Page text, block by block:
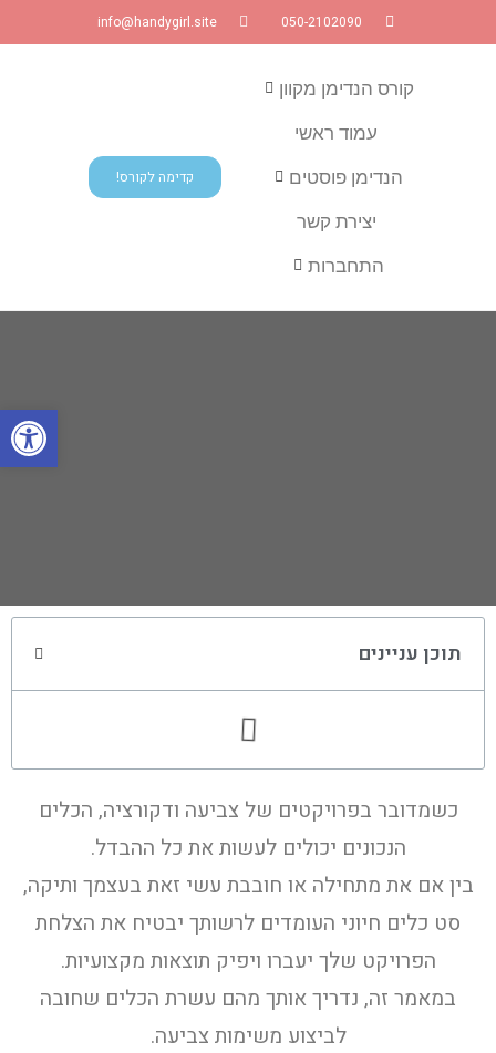
050-2102090
info@handygirl.site
קורס הנדימן מקוון
עמוד ראשי
הנדימן פוסטים
יצירת קשר
התחברות
קדימה לקורס!
תוכן עניינים
כשמדובר בפרויקטים של צביעה ודקורציה, הכלים
הנכונים יכולים לעשות את כל ההבדל.
בין אם את מתחילה או חובבת עשי זאת בעצמך ותיקה,
סט כלים חיוני העומדים לרשותך יבטיח את הצלחת
הפרויקט שלך יעברו ויפיק תוצאות מקצועיות.
במאמר זה, נדריך אותך מהם עשרת הכלים שחובה
לביצוע משימות צביעה.